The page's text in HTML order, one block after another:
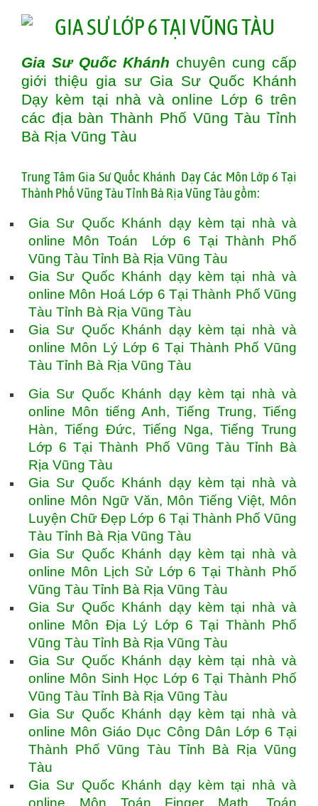
Gia Sư Quốc Khánhchuyên cung cấp
giới thiệu gia sư Gia Sư Quốc Khánh
Dạy kèm tại nhà và online Lớp 6 trên
các địa bànThành Phố Vũng Tàu Tỉnh
Bà Rịa Vũng Tàu
Trung Tâm Gia Sư Quốc Khánh Dạy Các Môn Lớp 6 Tại
Thành Phố Vũng Tàu Tỉnh Bà Rịa Vũng Tàu gồm:
Gia Sư Quốc Khánh dạy kèm tại nhà và
online Môn Toán Lớp 6 Tại Thành Phố
Vũng Tàu Tỉnh Bà Rịa Vũng Tàu
Gia Sư Quốc Khánh dạy kèm tại nhà và
online Môn Hoá Lớp 6 Tại Thành Phố Vũng
Tàu Tỉnh Bà Rịa Vũng Tàu
Gia Sư Quốc Khánh dạy kèm tại nhà và
online Môn Lý Lớp 6 Tại Thành Phố Vũng
Tàu Tỉnh Bà Rịa Vũng Tàu
Gia Sư Quốc Khánh dạy kèm tại nhà và
online Môn tiếng Anh, Tiếng Trung, Tiếng
Hàn, Tiếng Đức, Tiếng Nga, Tiếng Trung
Lớp 6 Tại Thành Phố Vũng Tàu Tỉnh Bà
Rịa Vũng Tàu
Gia Sư Quốc Khánh dạy kèm tại nhà và
online Môn Ngữ Văn, Môn Tiếng Việt, Môn
Luyện Chữ Đẹp Lớp 6 Tại Thành Phố Vũng
Tàu Tỉnh Bà Rịa Vũng Tàu
Gia Sư Quốc Khánh dạy kèm tại nhà và
online Môn Lịch Sử Lớp 6 Tại Thành Phố
Vũng Tàu Tỉnh Bà Rịa Vũng Tàu
Gia Sư Quốc Khánh dạy kèm tại nhà và
online Môn Địa Lý Lớp 6 Tại Thành Phố
Vũng Tàu Tỉnh Bà Rịa Vũng Tàu
Gia Sư Quốc Khánh dạy kèm tại nhà và
online Môn Sinh Học Lớp 6 Tại Thành Phố
Vũng Tàu Tỉnh Bà Rịa Vũng Tàu
Gia Sư Quốc Khánh dạy kèm tại nhà và
online Môn Giáo Dục Công Dân Lớp 6 Tại
Thành Phố Vũng Tàu Tỉnh Bà Rịa Vũng
Tàu
Gia Sư Quốc Khánh dạy kèm tại nhà và
online Môn Toán Finger Math, Toán